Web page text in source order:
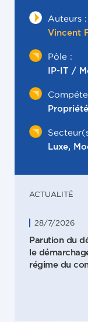
Auteurs :
Vincent
Pôle :
IP-IT /
Luxe,
ACTUALITÉ
28/7/2026
Parution du
le
régime du